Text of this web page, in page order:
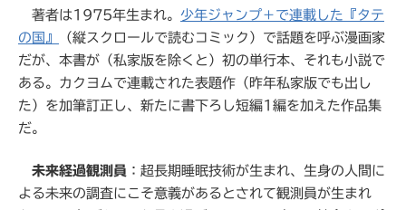
著者は1975年生まれ。 少年ジャンプ＋で連載した『タテ
の国』
（縦スクロールで読むコミック）で話題を呼ぶ漫画家
だが、本書が（私家版を除くと）初の単行本、それも小説で
ある。カクヨムで連載された表題作（昨年私家版でも出し
た）を加筆訂正し、新たに書下ろし短編1編を加えた作品集
だ。
未来経過観測員 ：超長期睡眠技術が生まれ、生身の人間に
よる未来の調査にこそ意義があるとされて観測員が生まれ